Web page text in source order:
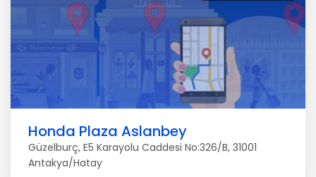
Honda Plaza Aslanbey
Güzelburç, E5 Karayolu Caddesi No:326/B, 31001
Antakya/Hatay